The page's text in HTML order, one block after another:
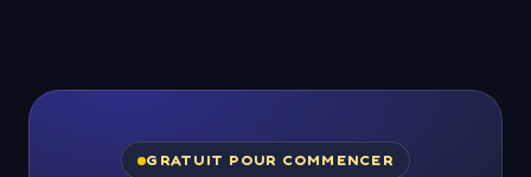
GRATUIT POUR COMMENCER